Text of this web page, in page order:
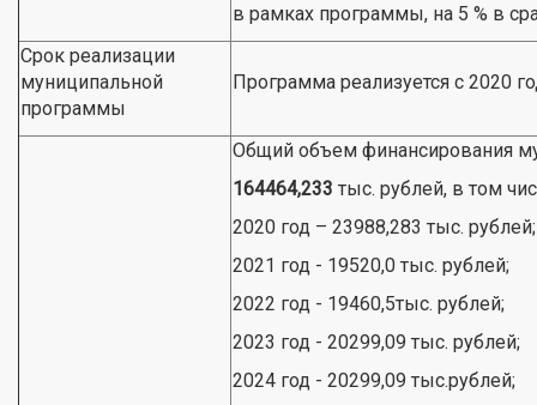
в рамках программы, на 5 % в
Срок реализации
муниципальной
программы
Программа реализуется с 2020
Общий объем финансирования
164464,233 тыс. рублей, в том
2020 год – 23988,283 тыс. рублей;
2021 год - 19520,0 тыс. рублей;
2022 год - 19460,5тыс. рублей;
2023 год - 20299,09 тыс. рублей;
2024 год - 20299,09 тыс.рублей;